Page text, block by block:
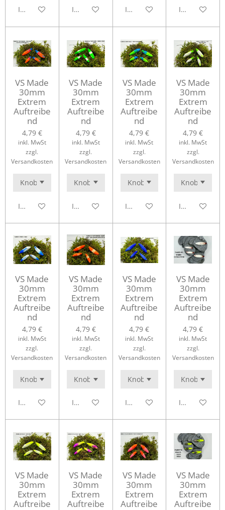
In den WarenkorbIn den WarenkorbIn den WarenkorbIn den
VS Made
30mm
Extrem
Auftreibe
nd
4,79 €
inkl. MwSt
zzgl.
Versandkosten
In den Warenkorb
VS Made
30mm
Extrem
Auftreibe
nd
4,79 €
inkl. MwSt
zzgl.
Versandkosten
In den Warenkorb
VS Made
30mm
Extrem
Auftreibe
nd
4,79 €
inkl. MwSt
zzgl.
Versandkosten
In den Warenkorb
VS Made
30mm
Extrem
Auftreibe
nd
4,79 €
inkl. MwSt
zzgl.
Versandkosten
In den
VS Made
30mm
Extrem
Auftreibe
nd
4,79 €
inkl. MwSt
zzgl.
Versandkosten
In den Warenkorb
VS Made
30mm
Extrem
Auftreibe
nd
4,79 €
inkl. MwSt
zzgl.
Versandkosten
In den Warenkorb
VS Made
30mm
Extrem
Auftreibe
nd
4,79 €
inkl. MwSt
zzgl.
Versandkosten
In den Warenkorb
VS Made
30mm
Extrem
Auftreibe
nd
4,79 €
inkl. MwSt
zzgl.
Versandkosten
In den
VS Made
30mm
Extrem
Auftreibe
VS Made
30mm
Extrem
Auftreibe
VS Made
30mm
Extrem
Auftreibe
VS Made
30mm
Extrem
Auftreibe